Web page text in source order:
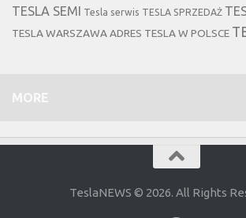
TESLA SEMI Tesla serwis TESLA SPRZEDAŻ
TESLA WARSZAWA ADRES TESLA W POLSCE
MORE
TeslaNEWS © 2026. All Rights